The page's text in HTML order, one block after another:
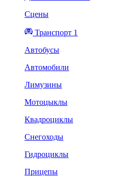
Сцены
Транспорт 1
Автобусы
Автомобили
Лимузины
Мотоцыклы
Квадроциклы
Снегоходы
Гидроциклы
Прицепы